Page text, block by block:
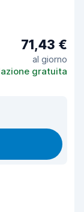
71,43 €
al giorno
gratuita